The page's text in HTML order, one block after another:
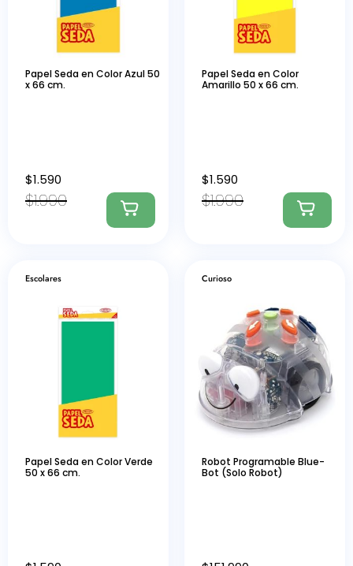
Papel Seda en Color Azul 50
x 66 cm.
$1.990
$1.590
Papel Seda en Color
Amarillo 50 x 66 cm.
$1.990
$1.590
Escolares
Papel Seda en Color Verde
50 x 66 cm.
Curioso
Robot Programable Blue-
Bot (Solo Robot)